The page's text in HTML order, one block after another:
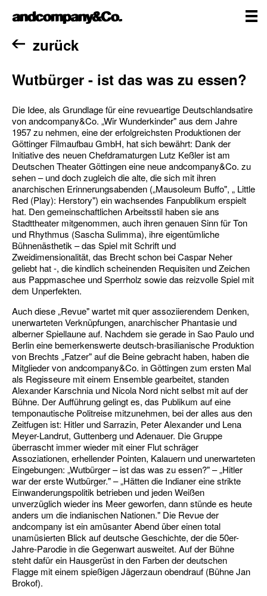
Inhalt
andcompany&Co
Homezurück
Wutbürger - ist das was zu essen?
Die Idee, als Grundlage für eine revueartige Deutschlandsatire
von andcompany&Co. „Wir Wunderkinder" aus dem Jahre
1957 zu neh­men, eine der erfolgreichsten Produktionen der
Göttinger Filmaufbau GmbH, hat sich be­währt: Dank der
Initiative des neuen Chef­dramaturgen Lutz Keßler ist am
Deutschen Theater Göttingen eine neue andcompany&Co. zu
sehen – und doch zugleich die alte, die sich mit ihren
anarchischen Erinnerungsabenden („Mausoleum Buffo", „ Little
Red (Play): Her­story") ein wachsendes Fanpublikum erspielt
hat. Den gemeinschaftlichen Arbeitsstil ha­ben sie ans
Stadttheater mitgenommen, auch ihren genauen Sinn für Ton
und Rhythmus (Sascha Sulimma), ihre eigentümliche
Büh­nenästhetik – das Spiel mit Schrift und
Zweidimensionalität, das Brecht schon bei Caspar Neher
geliebt hat -, die kindlich scheinenden Requisiten und Zeichen
aus Pappmaschee und Sperrholz sowie das reizvolle Spiel mit
dem Unperfekten.
Auch diese „Revue" wartet mit quer assoziierendem Denken,
unerwarteten Verknüp­fungen, anarchischer Phantasie und
alberner Spiellaune auf. Nachdem sie gerade in Sao Paulo und
Berlin eine bemerkenswerte deutsch-brasilianische Produktion
von Brechts „Fatzer" auf die Beine gebracht haben, ha­ben die
Mitglieder von andcompany&Co. in Göttingen zum ersten Mal
als Regisseure mit einem Ensemble gearbeitet, standen
Alexan­der Karschnia und Nicola Nord nicht selbst mit auf der
Bühne. Der Aufführung gelingt es, das Publikum auf eine
temponautische Politreise mitzunehmen, bei der alles aus den
Zeitfugen ist: Hitler und Sarrazin, Peter Alexander und Lena
Meyer-Landrut, Guttenberg und Adenauer. Die Gruppe
überrascht immer wieder mit einer Flut schräger
Asso­ziationen, erhellender Pointen, Kalauern und unerwarteten
Eingebungen: „Wutbürger – ist das was zu essen?" – „Hitler
war der erste Wutbürger." – „Hätten die Indianer eine strikte
Einwanderungspolitik betrieben und jeden Weißen
unverzüglich wieder ins Meer geworfen, dann stünde es heute
anders um die indianischen Nationen." Die Revue der
andcompany ist ein amüsanter Abend über einen total
unamüsierten Blick auf deutsche Ge­schichte, der die 50er-
Jahre-Parodie in die Gegenwart ausweitet. Auf der Bühne
steht da­für ein Hausgerüst in den Farben der deut­schen
Flagge mit einem spießigen Jägerzaun obendrauf (Bühne Jan
Brokof).